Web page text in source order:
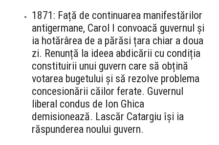
1871: Față de continuarea manifestărilor
antigermane, Carol I convoacă guvernul și
ia hotărârea de a părăsi țara chiar a doua
zi. Renunță la ideea abdicării cu condiția
constituirii unui guvern care să obțină
votarea bugetului și să rezolve problema
concesionării căilor ferate. Guvernul
liberal condus de Ion Ghica
demisionează. Lascăr Catargiu își ia
răspunderea noului guvern.